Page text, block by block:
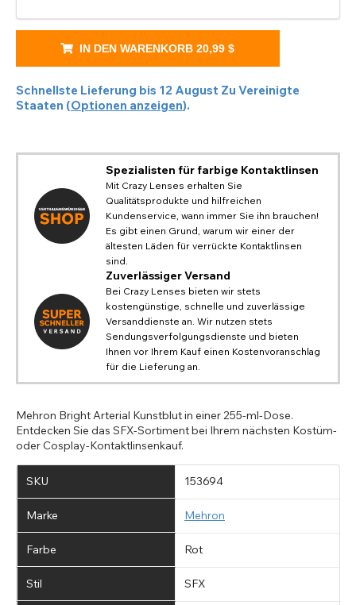
IN DEN WARENKORB20,99 $
Schnellste Lieferung bis 12 August Zu Vereinigte
Staaten (Optionen anzeigen).
Spezialisten für farbige Kontaktlinsen
Mit Crazy Lenses erhalten Sie
Qualitätsprodukte und hilfreichen
Kundenservice, wann immer Sie ihn brauchen!
Es gibt einen Grund, warum wir einer der
ältesten Läden für verrückte Kontaktlinsen
sind.
Zuverlässiger Versand
Bei Crazy Lenses bieten wir stets
kostengünstige, schnelle und zuverlässige
Versanddienste an. Wir nutzen stets
Sendungsverfolgungsdienste und bieten
Ihnen vor Ihrem Kauf einen Kostenvoranschlag
für die Lieferung an.
Mehron Bright Arterial Kunstblut in einer 255-ml-Dose.
Entdecken Sie das SFX-Sortiment bei Ihrem nächsten Kostüm-
oder Cosplay-Kontaktlinsenkauf.
SKU 153694
Marke Mehron
Farbe Rot
Stil SFX
TITLE
Notes
Close
Action
REGION WECHSELN
Ändere deinen Standard-Browserstandort auf unserer
Website
USA - US-Dollar
Europe - Euro
Canada - Kanadischer Dollar
Australia - Australischer Dollar
UK - Britisches Pfund
Zurück Schließen
Zurück Schließen
Bitte wählen Sie ein Zielland aus der Liste
aus
PAYPAL-HILFE UND INFORMATIONEN
Wenn PayPal die Meldung „Bestellungen können nicht in
dieses Land geliefert werden' anzeigt, aktualisieren Sie
bitte Ihre Adresse und geben Sie alle verfügbaren Felder
an. Ältere, gespeicherte PayPal-Adressen enthalten
möglicherweise nicht alle wichtigen
Standortinformationen, wie z. B. das Land, was zu diesem
Fehler führt. Durch die Aktualisierung Ihrer Adresse können